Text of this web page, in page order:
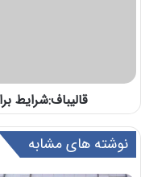
قالیباف:شرایط
نوشته های مشابه